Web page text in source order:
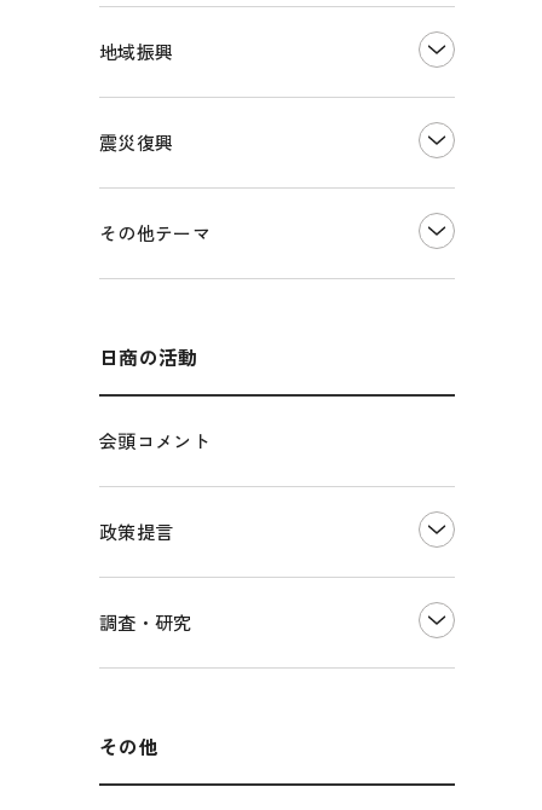
地域振興
震災復興
その他テーマ
多様な人材の活躍推進
各種制度・助成金
パートナーシップ構築宣言
海外展開イニシアティブ
輸出管理体制構築支援
日商の活動
会頭コメント
政策提言
国土強靭化・社会基盤整備・震災復興
調査・研究
その他